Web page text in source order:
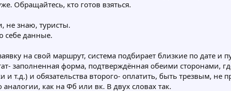
Обращайтесь, кто готов взяться.
не знаю, туристы.
себе данные.
на свой маршрут, система подбирает близкие по дате
заполненная форма, подтверждённая обеими сторонами,
т.д.) и обязательства второго- оплатить, быть трезвым, не
как на Фб или вк. В двух словах так.